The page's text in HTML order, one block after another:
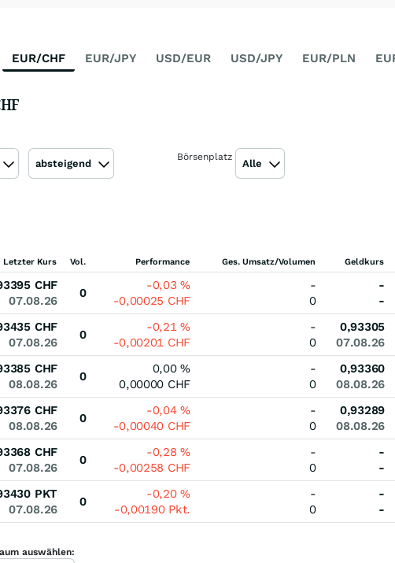
EUR/CHF EUR/JPY USD/EUR USD/JPY EUR/PLN
absteigend
Börsenplatz
Alle
Letzter Kurs Vol. Performance Ges. Umsatz/Volumen Geldkurs
CHF
07.08.26
0
-0,03%
-0,00025 CHF
-
0
-
-
CHF
07.08.26
0
-0,21%
-0,00201 CHF
-
0
0,93305
07.08.26
CHF
08.08.26
0
0,00%
0,00000 CHF
-
0
0,93360
08.08.26
CHF
08.08.26
0
-0,04%
-0,00040 CHF
-
0
0,93289
08.08.26
CHF
07.08.26
0
-0,28%
-0,00258 CHF
-
0
-
-
PKT
07.08.26
0
-0,20%
-0,00190 Pkt.
-
0
-
-
auswählen: